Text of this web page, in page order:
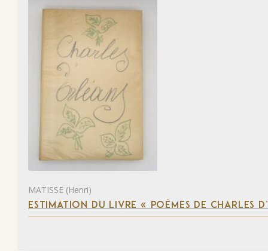
MATISSE (Henri)
ESTIMATION DU LIVRE « POÈMES DE CHARLES